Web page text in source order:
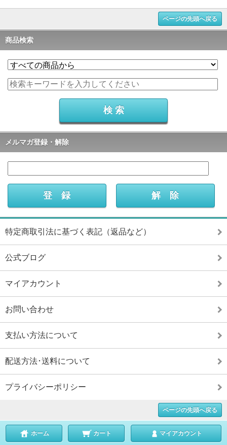
ページの先頭へ戻る
商品検索
メルマガ登録・解除
特定商取引法に基づく表記（返品など）
公式ブログ
マイアカウント
お問い合わせ
支払い方法について
配送方法･送料について
プライバシーポリシー
ページの先頭へ戻る
ホーム カート マイアカウント